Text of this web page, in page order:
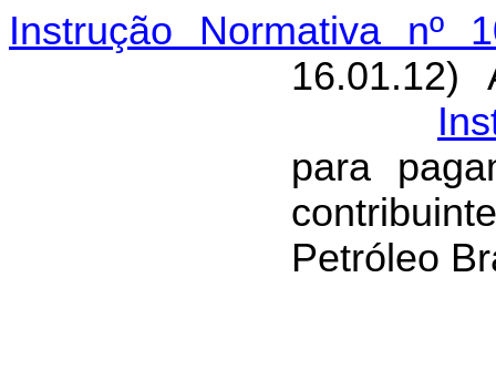
Instrução Normativa nº
16.01.12)
para
Petróleo